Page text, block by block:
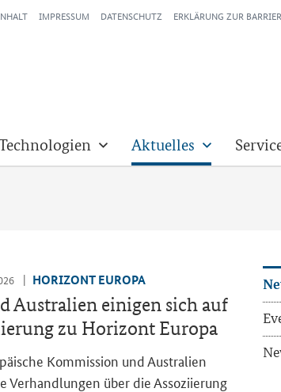
IMPRESSUM DATENSCHUTZ ERKLÄRUNG ZUR
Aktuelles
HO­RI­ZONT EU­RO­PA
Aus­tra­li­en ei­ni­gen sich auf
zu Ho­ri­zont Eu­ro­pa
Kom­mis­si­on und Aus­tra­li­en
Ver­hand­lun­gen über die As­so­zi­ie­rung